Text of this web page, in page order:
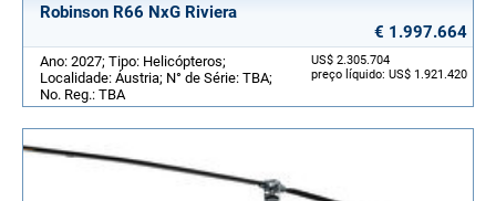
Robinson R66 NxG Riviera
€ 1.997.664
US$ 2.305.704
preço líquido: US$ 1.921.420
Ano: 2027; Tipo: Helicópteros;
Localidade: Áustria; N° de Série: TBA;
No. Reg.: TBA